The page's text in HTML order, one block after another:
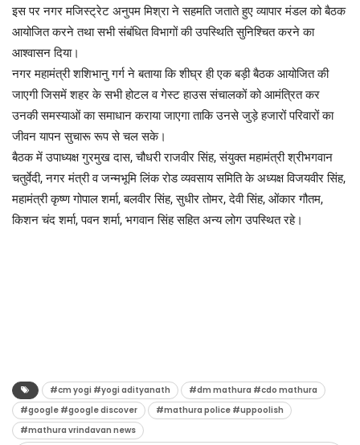
इस पर नगर मजिस्ट्रेट अनुपम मिश्रा ने सहमति जताते हुए व्यापार मंडल को बैठक
आयोजित करने तथा सभी संबंधित विभागों की उपस्थिति सुनिश्चित करने का
आश्वासन दिया।
नगर महामंत्री शशिभानु गर्ग ने बताया कि शीघ्र ही एक बड़ी बैठक आयोजित की
जाएगी जिसमें शहर के सभी होटल व गेस्ट हाउस संचालकों को आमंत्रित कर
उनकी समस्याओं का समाधान कराया जाएगा ताकि उनसे जुड़े हजारों परिवारों का
जीवन यापन सुचारू रूप से चल सके।
बैठक में उपाध्यक्ष गुरमुख दास, चौधरी राजवीर सिंह, संयुक्त महामंत्री श्रीभगवान
चतुर्वेदी, नगर मंत्री व जन्मभूमि लिंक रोड व्यवसाय समिति के अध्यक्ष विजयवीर सिंह,
महामंत्री कृष्ण गोपाल शर्मा, बलवीर सिंह, सुधीर तोमर, देवी सिंह, ओंकार गौतम,
किशन चंद शर्मा, पवन शर्मा, भगवान सिंह सहित अन्य लोग उपस्थित रहे।
#cm yogi #yogi adityanath
#dm mathura #cdo mathura
#google #google discover
#mathura police #uppoolish
#mathura vrindavan news